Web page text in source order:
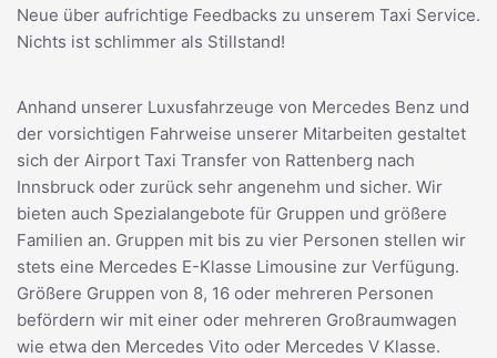
Neue über aufrichtige Feedbacks zu unserem Taxi Service.
Nichts ist schlimmer als Stillstand!
Anhand unserer Luxusfahrzeuge von Mercedes Benz und
der vorsichtigen Fahrweise unserer Mitarbeiten gestaltet
sich der Airport Taxi Transfer von Rattenberg nach
Innsbruck oder zurück sehr angenehm und sicher. Wir
bieten auch Spezialangebote für Gruppen und größere
Familien an. Gruppen mit bis zu vier Personen stellen wir
stets eine Mercedes E-Klasse Limousine zur Verfügung.
Größere Gruppen von 8, 16 oder mehreren Personen
befördern wir mit einer oder mehreren Großraumwagen
wie etwa den Mercedes Vito oder Mercedes V Klasse.